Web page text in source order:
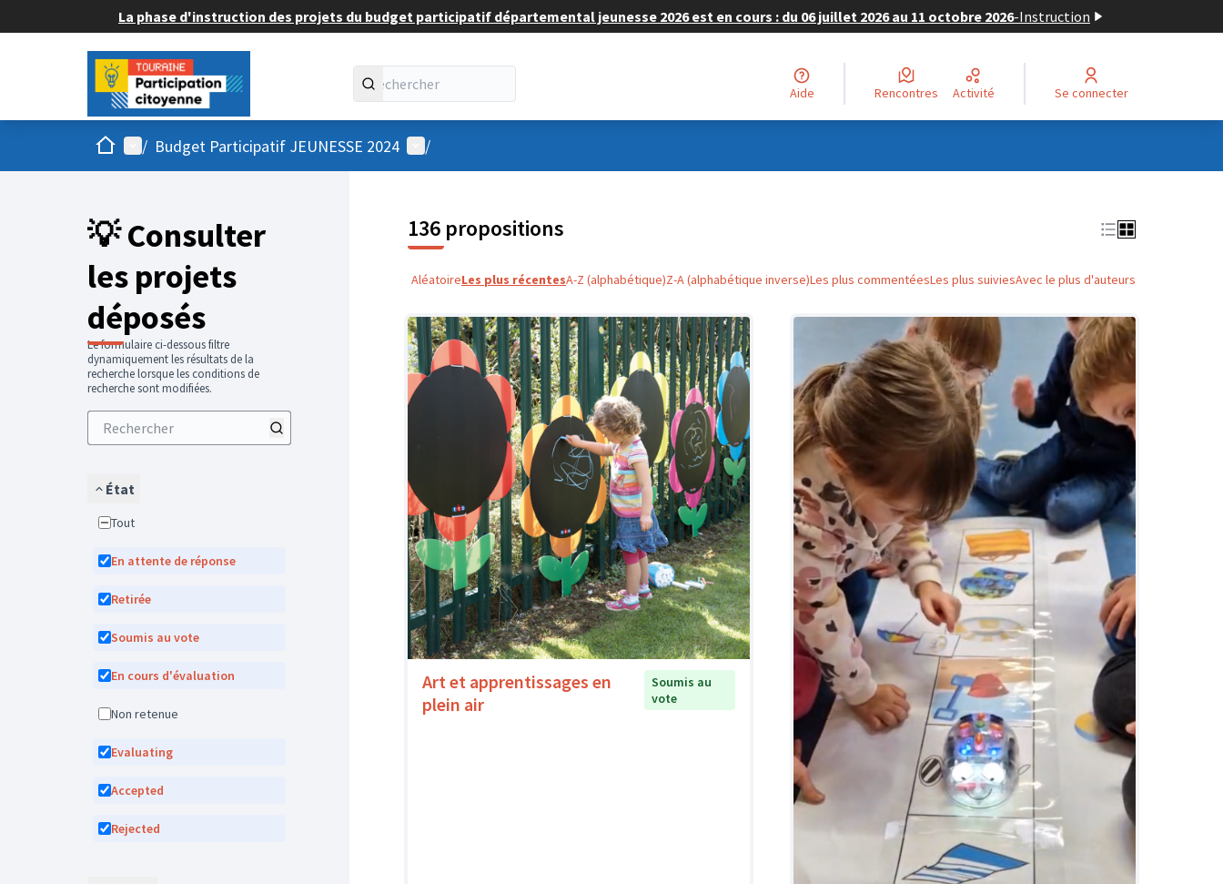
La phase d'instruction des projets du budget participatif départemental jeunesse 2026 est en cours : du 06 juillet 2026 au 11 octobre 2026-Instruction
Aide Rencontres Activité Se connecter
AccueilMenu principal
/ Budget Participatif JEUNESSE 2024 Menu utilisateur
/
💡 Consulter
les projets
déposés
Le formulaire ci-dessous filtre
dynamiquement les résultats de la
recherche lorsque les conditions de
recherche sont modifiées.
État
Tout
En attente de réponse
Retirée
Soumis au vote
En cours d'évaluation
Non retenue
Evaluating
Accepted
Rejected
136 propositions
AléatoireLes plus récentesA-Z (alphabétique)Z-A (alphabétique inverse)Les plus commentéesLes plus suiviesAvec le plus d'auteurs
Art et apprentissages en
plein air
Soumis au
vote